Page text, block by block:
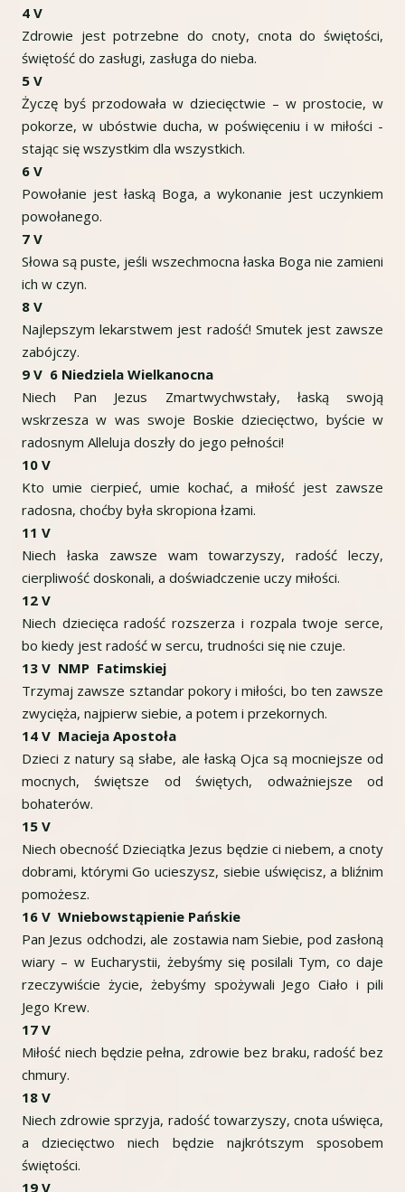
4 V
Zdrowie jest potrzebne do cnoty, cnota do świętości,
świętość do zasługi, zasługa do nieba.
5 V
Życzę byś przodowała w dziecięctwie – w prostocie, w
pokorze, w ubóstwie ducha, w poświęceniu i w miłości -
stając się wszystkim dla wszystkich.
6 V
Powołanie jest łaską Boga, a wykonanie jest uczynkiem
powołanego.
7 V
Słowa są puste, jeśli wszechmocna łaska Boga nie zamieni
ich w czyn.
8 V
Najlepszym lekarstwem jest radość! Smutek jest zawsze
zabójczy.
9 V 6 Niedziela Wielkanocna
Niech Pan Jezus Zmartwychwstały, łaską swoją
wskrzesza w was swoje Boskie dziecięctwo, byście w
radosnym Alleluja doszły do jego pełności!
10 V
Kto umie cierpieć, umie kochać, a miłość jest zawsze
radosna, choćby była skropiona łzami.
11 V
Niech łaska zawsze wam towarzyszy, radość leczy,
cierpliwość doskonali, a doświadczenie uczy miłości.
12 V
Niech dziecięca radość rozszerza i rozpala twoje serce,
bo kiedy jest radość w sercu, trudności się nie czuje.
13 V NMP Fatimskiej
Trzymaj zawsze sztandar pokory i miłości, bo ten zawsze
zwycięża, najpierw siebie, a potem i przekornych.
14 V Macieja Apostoła
Dzieci z natury są słabe, ale łaską Ojca są mocniejsze od
mocnych, świętsze od świętych, odważniejsze od
bohaterów.
15 V
Niech obecność Dzieciątka Jezus będzie ci niebem, a cnoty
dobrami, którymi Go ucieszysz, siebie uświęcisz, a bliźnim
pomożesz.
16 V Wniebowstąpienie Pańskie
Pan Jezus odchodzi, ale zostawia nam Siebie, pod zasłoną
wiary – w Eucharystii, żebyśmy się posilali Tym, co daje
rzeczywiście życie, żebyśmy spożywali Jego Ciało i pili
Jego Krew.
17 V
Miłość niech będzie pełna, zdrowie bez braku, radość bez
chmury.
18 V
Niech zdrowie sprzyja, radość towarzyszy, cnota uświęca,
a dziecięctwo niech będzie najkrótszym sposobem
świętości.
19 V